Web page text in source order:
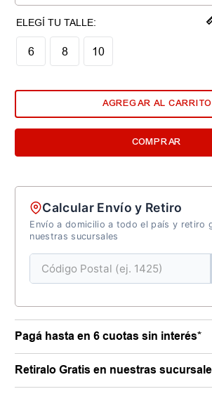
10
6 8
AGREGAR AL CARRITO
COMPRAR
Calcular Envío y Retiro
Envío a domicilio a todo el país y retiro
nuestras sucursales
Pagá hasta en 6 cuotas sin interés*
Retiralo Gratis en nuestras